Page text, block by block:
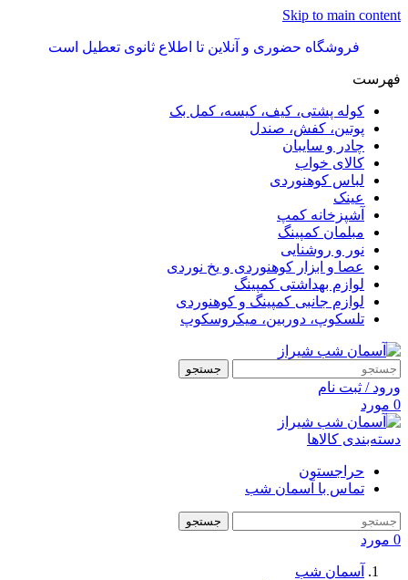
Skip to main content
فروشگاه حضوری و آنلاین تا اطلاع ثانوی تعطیل است
فهرست
کوله پشتی، کیف، کیسه، کمل بک
پوتین، کفش، صندل
چادر و سایبان
کالای خواب
لباس کوهنوردی
عینک
آشپزخانه کمپ
مبلمان کمپینگ
نور و روشنایی
عصا و ابزار کوهنوردی و یخ نوردی
لوازم بهداشتی کمپینگ
لوازم جانبی کمپینگ و کوهنوردی
تلسکوپ، دوربین، میکروسکوپ
جستجو
ورود / ثبت نام
0 مورد
دسته‌بندی کالاها
حراجستون
تماس با آسمان شب
جستجو
0 مورد
آسمان شب